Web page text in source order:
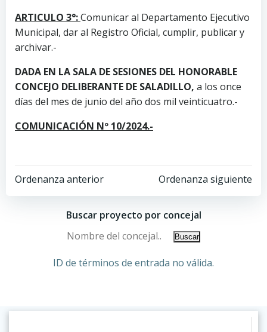
ARTICULO 3°:Comunicar al Departamento Ejecutivo
Municipal, dar al Registro Oficial, cumplir, publicar y
archivar.-
DADA EN LA SALA DE SESIONES DEL HONORABLE
CONCEJO DELIBERANTE DE SALADILLO, a los once
días del mes de junio del año dos mil veinticuatro.-
COMUNICACIÓN Nº 10/2024.-
Ordenanza anterior Ordenanza siguiente
Buscar proyecto por concejal
ID de términos de entrada no válida.